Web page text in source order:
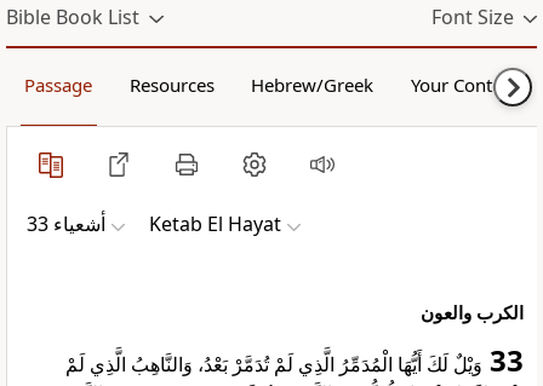
Bible Book List Font Size
Passage Resources Hebrew/Greek Your Content
ﺃﺷﻌﻴﺎء 33 Ketab El Hayat
الكرب والعون
33 وَيْلٌ لَكَ أَيُّهَا الْمُدَمِّرُ الَّذِي لَمْ تُدَمَّرْ بَعْدُ، وَالنَّاهِبُ الَّذِي لَمْ